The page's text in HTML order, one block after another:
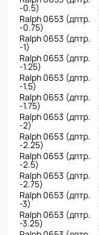
-0.5)
Ralph 0653 (дптр.
-0.75)
Ralph 0653 (дптр.
-1)
Ralph 0653 (дптр.
-1.25)
Ralph 0653 (дптр.
-1.5)
Ralph 0653 (дптр.
-1.75)
Ralph 0653 (дптр.
-2)
Ralph 0653 (дптр.
-2.25)
Ralph 0653 (дптр.
-2.5)
Ralph 0653 (дптр.
-2.75)
Ralph 0653 (дптр.
-3)
Ralph 0653 (дптр.
-3.25)